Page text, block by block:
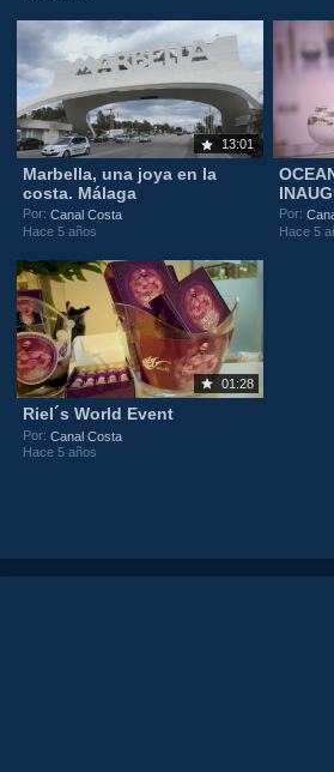
13:01
Marbella, una joya en la
costa. Málaga
Por:Canal Costa
Hace 5 años
Por:
Hace 5
01:28
Riel´s World Event
Por:Canal Costa
Hace 5 años